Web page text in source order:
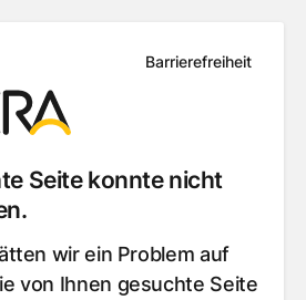
Barrierefreiheit
Seite konnte nicht
wir ein Problem auf
von Ihnen gesuchte Seite